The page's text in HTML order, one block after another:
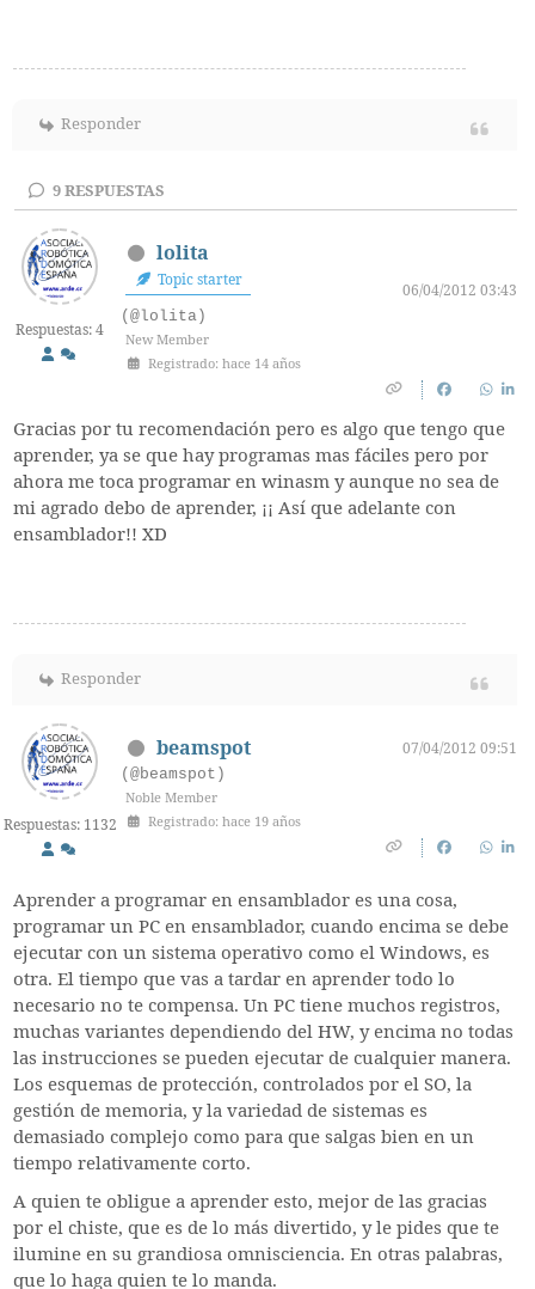
Responder
9RESPUESTAS
Respuestas: 4
lolita
Topic starter
06/04/2012 03:43
(@lolita)
New Member
Registrado: hace 14 años
Gracias por tu recomendación pero es algo que tengo que
aprender, ya se que hay programas mas fáciles pero por
ahora me toca programar en winasm y aunque no sea de
mi agrado debo de aprender, ¡¡ Así que adelante con
ensamblador!! XD
Responder
Respuestas: 1132
beamspot
07/04/2012 09:51
(@beamspot)
Noble Member
Registrado: hace 19 años
Aprender a programar en ensamblador es una cosa,
programar un PC en ensamblador, cuando encima se debe
ejecutar con un sistema operativo como el Windows, es
otra. El tiempo que vas a tardar en aprender todo lo
necesario no te compensa. Un PC tiene muchos registros,
muchas variantes dependiendo del HW, y encima no todas
las instrucciones se pueden ejecutar de cualquier manera.
Los esquemas de protección, controlados por el SO, la
gestión de memoria, y la variedad de sistemas es
demasiado complejo como para que salgas bien en un
tiempo relativamente corto.
A quien te obligue a aprender esto, mejor de las gracias
por el chiste, que es de lo más divertido, y le pides que te
ilumine en su grandiosa omnisciencia. En otras palabras,
que lo haga quien te lo manda.